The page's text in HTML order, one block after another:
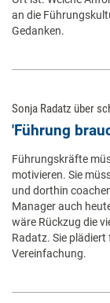
an die
Gedanken.
Sonja Radatz über
'Führung
Führungskräfte
motivieren. Sie
und dorthin
Manager auch
wäre Rückzug die
Radatz. Sie
Vereinfachung.